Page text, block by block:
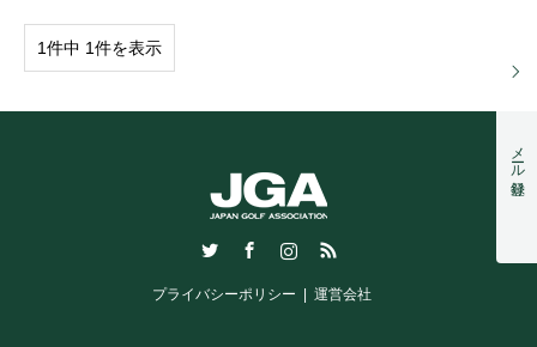
1件中 1件を表示
RSS
プライバシーポリシー 運営会社
メール登録